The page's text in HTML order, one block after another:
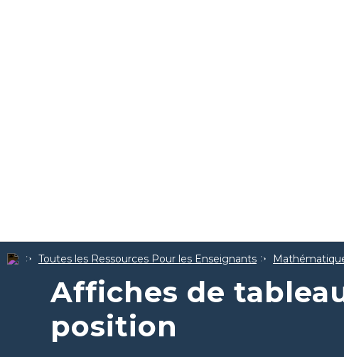
Toutes les Ressources Pour les Enseignants
Affiches de
position